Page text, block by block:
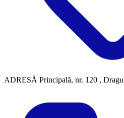
ADRESĂ Principală, nr. 120 , Dragu